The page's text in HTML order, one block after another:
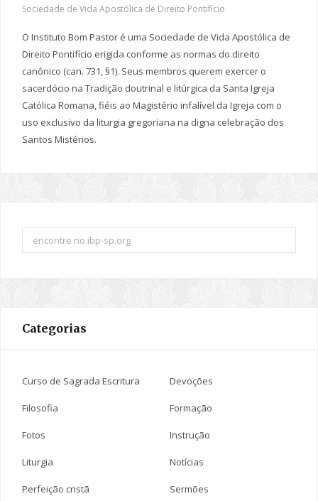
Sociedade de Vida Apostólica de Direito Pontifício
O Instituto Bom Pastor é uma Sociedade de Vida Apostólica de
Direito Pontifício erigida conforme as normas do direito
canônico (can. 731, §1). Seus membros querem exercer o
sacerdócio na Tradição doutrinal e litúrgica da Santa Igreja
Católica Romana, fiéis ao Magistério infalível da Igreja com o
uso exclusivo da liturgia gregoriana na digna celebração dos
Santos Mistérios.
Search
for:
Categorias
Curso de Sagrada Escritura Devoções
Filosofia Formação
Fotos Instrução
Liturgia Notícias
Perfeição cristã Sermões